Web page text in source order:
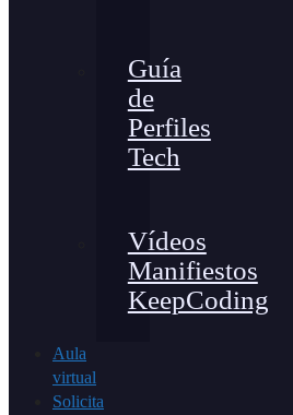
Guía
de
Perfiles
Tech
Vídeos
Manifiestos
KeepCoding
Aula
virtual
Solicita